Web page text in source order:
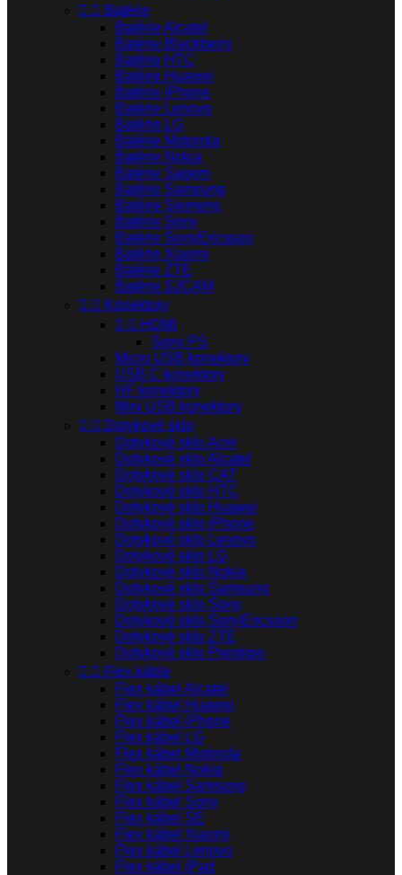
  Batérie
Batérie Alcatel
Batérie Blackberry
Batérie HTC
Batérie Huawei
Batérie iPhone
Batérie Lenovo
Batérie LG
Batérie Motorola
Batérie Nokia
Batérie Sagem
Batérie Samsung
Batérie Siemens
Batérie Sony
Batérie SonyEricsson
Batérie Xiaomi
Batérie ZTE
Batérie SJCAM
  Konektory
  HDMI
Sony PS
Micro USB konektory
USB C konektory
HF konektory
Mini USB konektory
  Dotykové sklo
Dotykové sklo Acer
Dotykové sklo Alcatel
Dotykové sklo CAT
Dotykové sklo HTC
Dotykové sklo Huawei
Dotykové sklo iPhone
Dotykové sklo Lenovo
Dotykové sklo LG
Dotykové sklo Nokia
Dotykové sklo Samsung
Dotykové sklo Sony
Dotykové sklo SonyEricsson
Dotykové sklo ZTE
Dotykové sklo Prestigio
  Flex káble
Flex kábel Alcatel
Flex kábel Huawei
Flex kábel iPhone
Flex kábel LG
Flex kábel Motorola
Flex kábel Nokia
Flex kábel Samsung
Flex kábel Sony
Flex kábel SE
Flex kábel Xiaomi
Flex kábel Lenovo
Flex kábel iPad